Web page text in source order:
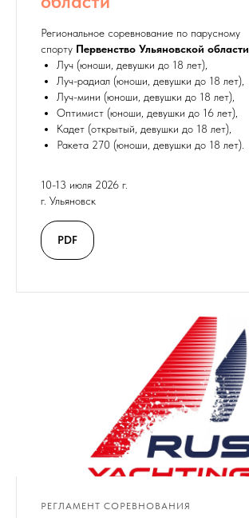
Региональное соревнование по парусному
спорту Первенство Ульяновской области
Луч (юноши, девушки до 18 лет),
Луч-радиал (юноши, девушки до 18 лет),
Луч-мини (юноши, девушки до 18 лет),
Оптимист (юноши, девушки до 16 лет),
Кадет (открытый, девушки до 18 лет),
Ракета 270 (юноши, девушки до 18 лет).
10-13 июля 2026 г.
г. Ульяновск
PDF
РЕГЛАМЕНТ СОРЕВНОВАНИЯ